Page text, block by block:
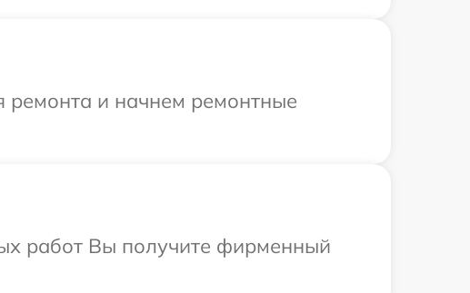
ремонта и начнем ремонтные
работ Вы получите фирменный